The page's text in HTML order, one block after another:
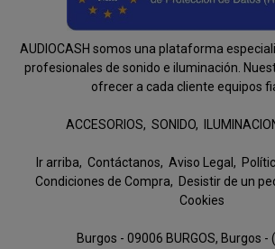
AUDIOCASH somos una plataforma
profesionales de sonido e iluminación.
ofrecer a cada cliente equipos
ACCESORIOS SONIDO
Ir arriba Contáctanos Aviso Legal
Condiciones de Compra
Desistir de un
Cookies
Burgos - 09006 BURGOS, Burgos -